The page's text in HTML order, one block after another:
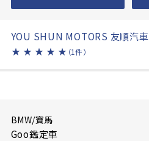
YOU SHUN MOTORS 友順汽車
★ ★ ★ ★ ★ （1件）
BMW/寶馬
Goo鑑定車